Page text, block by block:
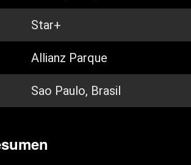
Star+
Allianz Parque
Sao Paulo, Brasil